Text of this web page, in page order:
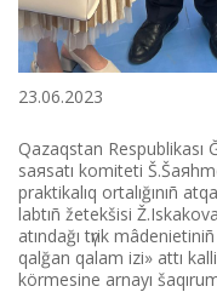
23.06.2023
Qazaqstan Respublikası
saяsatı komitetі
praktikalıq ortalığınıñ
labtıñ žetekšіsі
atındağı tүrіk
qalğan qalam іzі» attı
körmesіne arnayı